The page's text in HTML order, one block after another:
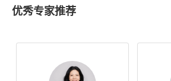
优秀专家推荐